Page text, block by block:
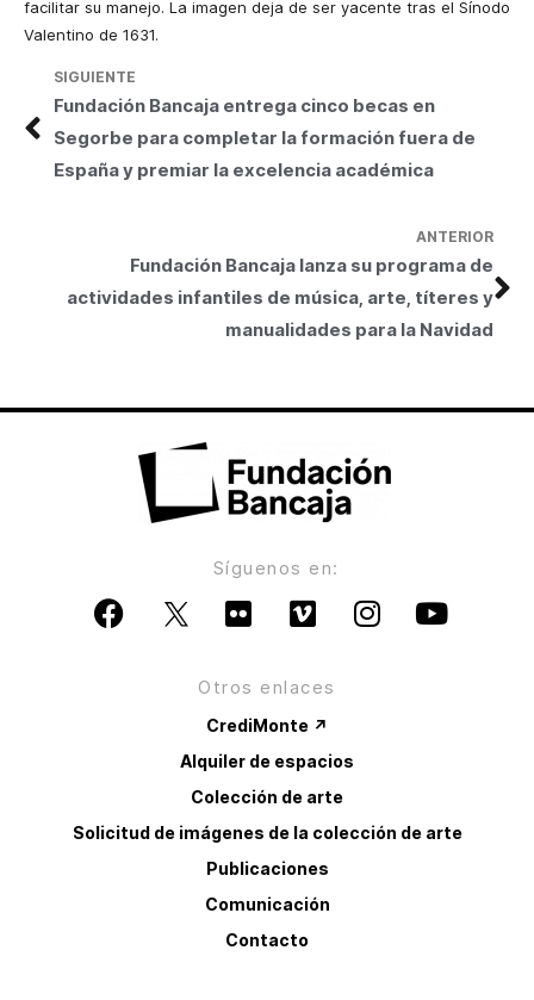
facilitar su manejo. La imagen deja de ser yacente tras el Sínodo
Valentino de 1631.
ANTERIOR
Fundación Bancaja lanza su programa de
actividades infantiles de música, arte, títeres y
manualidades para la Navidad
SIGUIENTE
Fundación Bancaja entrega cinco becas en
Segorbe para completar la formación fuera de
España y premiar la excelencia académica
Síguenos en:
Otros enlaces
CrediMonte ↗
Alquiler de espacios
Colección de arte
Solicitud de imágenes de la colección de arte
Publicaciones
Comunicación
Contacto